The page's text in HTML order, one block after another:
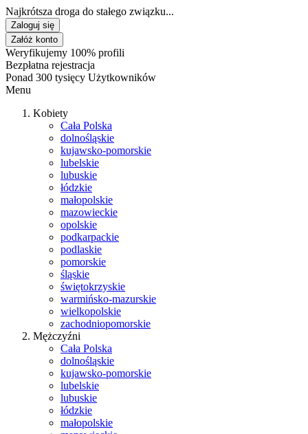
Najkrótsza droga do stałego związku...
Zaloguj się
Załóż konto
Weryfikujemy 100% profili
Bezpłatna rejestracja
Ponad 300 tysięcy Użytkowników
Menu
Kobiety
Cała Polska
dolnośląskie
kujawsko-pomorskie
lubelskie
lubuskie
łódzkie
małopolskie
mazowieckie
opolskie
podkarpackie
podlaskie
pomorskie
śląskie
świętokrzyskie
warmińsko-mazurskie
wielkopolskie
zachodniopomorskie
Mężczyźni
Cała Polska
dolnośląskie
kujawsko-pomorskie
lubelskie
lubuskie
łódzkie
małopolskie